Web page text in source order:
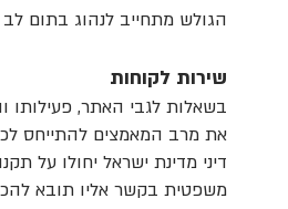
הגולש מתחייב לנהוג בתום
שירות לקוחות
בשאלות לגבי האתר, פעילותו
את מרב המאמצים להתייחס
דיני מדינת ישראל יחולו על
משפטית בקשר אליו תובא